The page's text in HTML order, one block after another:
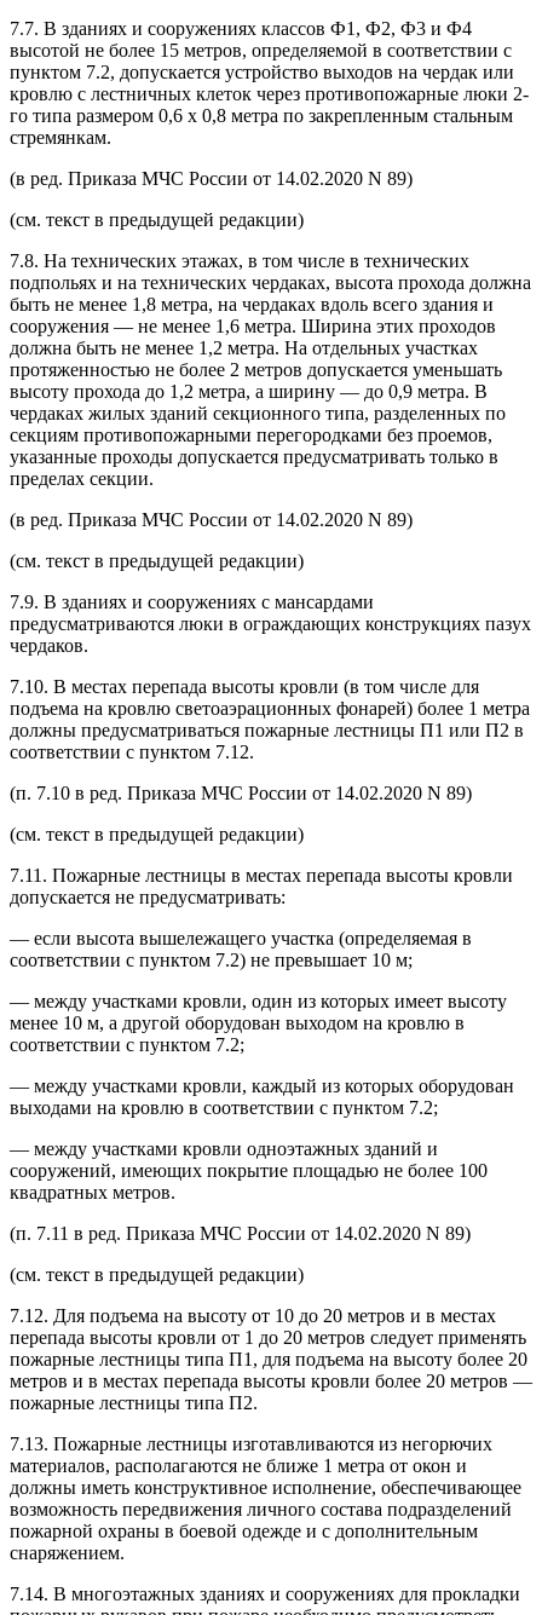
7.7. В зданиях и сооружениях классов Ф1, Ф2, Ф3 и Ф4
высотой не более 15 метров, определяемой в соответствии с
пунктом 7.2, допускается устройство выходов на чердак или
кровлю с лестничных клеток через противопожарные люки 2-
го типа размером 0,6 x 0,8 метра по закрепленным стальным
стремянкам.
(в ред. Приказа МЧС России от 14.02.2020 N 89)
(см. текст в предыдущей редакции)
7.8. На технических этажах, в том числе в технических
подпольях и на технических чердаках, высота прохода должна
быть не менее 1,8 метра, на чердаках вдоль всего здания и
сооружения — не менее 1,6 метра. Ширина этих проходов
должна быть не менее 1,2 метра. На отдельных участках
протяженностью не более 2 метров допускается уменьшать
высоту прохода до 1,2 метра, а ширину — до 0,9 метра. В
чердаках жилых зданий секционного типа, разделенных по
секциям противопожарными перегородками без проемов,
указанные проходы допускается предусматривать только в
пределах секции.
(в ред. Приказа МЧС России от 14.02.2020 N 89)
(см. текст в предыдущей редакции)
7.9. В зданиях и сооружениях с мансардами
предусматриваются люки в ограждающих конструкциях пазух
чердаков.
7.10. В местах перепада высоты кровли (в том числе для
подъема на кровлю светоаэрационных фонарей) более 1 метра
должны предусматриваться пожарные лестницы П1 или П2 в
соответствии с пунктом 7.12.
(п. 7.10 в ред. Приказа МЧС России от 14.02.2020 N 89)
(см. текст в предыдущей редакции)
7.11. Пожарные лестницы в местах перепада высоты кровли
допускается не предусматривать:
— если высота вышележащего участка (определяемая в
соответствии с пунктом 7.2) не превышает 10 м;
— между участками кровли, один из которых имеет высоту
менее 10 м, а другой оборудован выходом на кровлю в
соответствии с пунктом 7.2;
— между участками кровли, каждый из которых оборудован
выходами на кровлю в соответствии с пунктом 7.2;
— между участками кровли одноэтажных зданий и
сооружений, имеющих покрытие площадью не более 100
квадратных метров.
(п. 7.11 в ред. Приказа МЧС России от 14.02.2020 N 89)
(см. текст в предыдущей редакции)
7.12. Для подъема на высоту от 10 до 20 метров и в местах
перепада высоты кровли от 1 до 20 метров следует применять
пожарные лестницы типа П1, для подъема на высоту более 20
метров и в местах перепада высоты кровли более 20 метров —
пожарные лестницы типа П2.
7.13. Пожарные лестницы изготавливаются из негорючих
материалов, располагаются не ближе 1 метра от окон и
должны иметь конструктивное исполнение, обеспечивающее
возможность передвижения личного состава подразделений
пожарной охраны в боевой одежде и с дополнительным
снаряжением.
7.14. В многоэтажных зданиях и сооружениях для прокладки